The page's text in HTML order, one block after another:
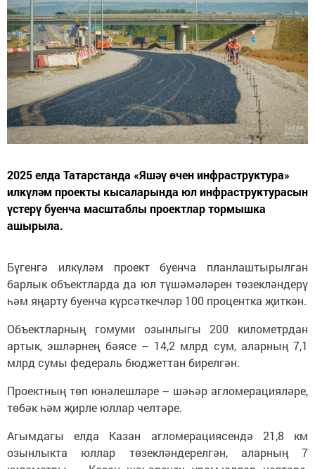
2025 елда Татарстанда «Яшәү өчен инфраструктура»
илкүләм проекты кысаларында юл инфраструктурасын
үстерү буенча масштаблы проектлар тормышка
ашырыла.
Бүгенгә илкүләм проект буенча планлаштырылган
барлык объектларда да юл түшәмәләрен төзекләндерү
һәм яңарту буенча күрсәткечләр 100 процентка җиткән.
Объектларның гомуми озынлыгы 200 километрдан
артык, эшләрнең бәясе – 14,2 млрд сум, аларның 7,1
млрд сумы федераль бюджеттан бирелгән.
Проектның төп юнәлешләре – шәһәр агломерацияләре,
төбәк һәм җирле юллар челтәре.
Агымдагы елда Казан агломерациясендә 21,8 км
озынлыкта юллар төзекләндерелгән, аларның 7